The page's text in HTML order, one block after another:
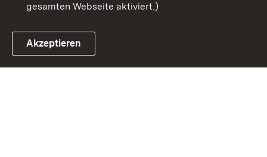
Link zum Landesportal
gesamten Webseite aktiviert.)
Akzeptieren